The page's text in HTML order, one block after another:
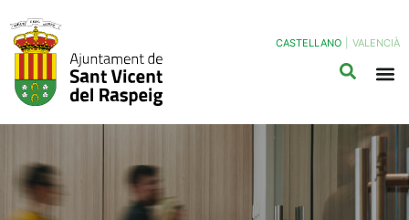
CASTELLANO VALENCIÀ